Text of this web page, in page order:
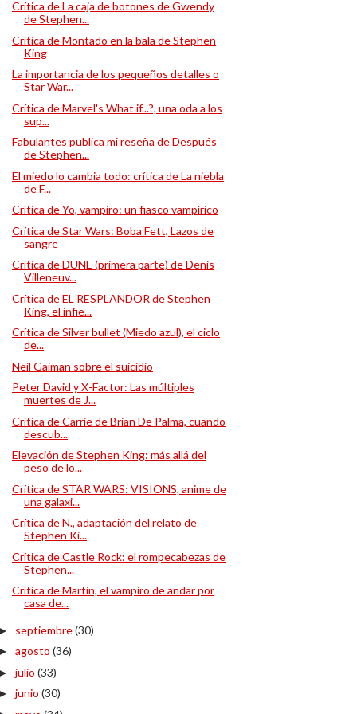
Crítica de La caja de botones de Gwendy
de Stephen...
Crítica de Montado en la bala de Stephen
King
La importancia de los pequeños detalles o
Star War...
Crítica de Marvel's What if...?, una oda a los
sup...
Fabulantes publica mi reseña de Después
de Stephen...
El miedo lo cambia todo: crítica de La niebla
de F...
Crítica de Yo, vampiro: un fiasco vampírico
Crítica de Star Wars: Boba Fett, Lazos de
sangre
Crítica de DUNE (primera parte) de Denis
Villeneuv...
Crítica de EL RESPLANDOR de Stephen
King, el infie...
Crítica de Silver bullet (Miedo azul), el ciclo
de...
Neil Gaiman sobre el suicidio
Peter David y X-Factor: Las múltiples
muertes de J...
Crítica de Carrie de Brian De Palma, cuando
descub...
Elevación de Stephen King: más allá del
peso de lo...
Crítica de STAR WARS: VISIONS, anime de
una galaxi...
Crítica de N., adaptación del relato de
Stephen Ki...
Crítica de Castle Rock: el rompecabezas de
Stephen...
Crítica de Martin, el vampiro de andar por
casa de...
septiembre(30)
agosto (36)
julio (33)
junio (30)